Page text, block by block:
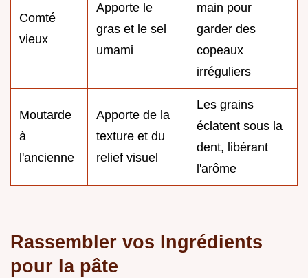
Comté
vieux
Apporte le
gras et le sel
umami
main pour
garder des
copeaux
irréguliers
Moutarde
à
l'ancienne
Apporte de la
texture et du
relief visuel
Les grains
éclatent sous la
dent, libérant
l'arôme
Rassembler vos Ingrédients
pour la pâte